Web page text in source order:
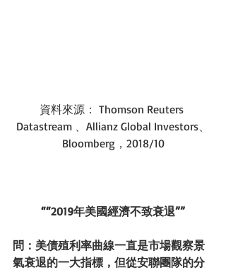
資料來源： Thomson Reuters
Datastream 、Allianz Global Investors、
Bloomberg，2018/10
““2019年美國經濟不致衰退””
問：美債殖利率曲線一直是市場觀察景
氣衰退的一大指標，但從安聯團隊的分